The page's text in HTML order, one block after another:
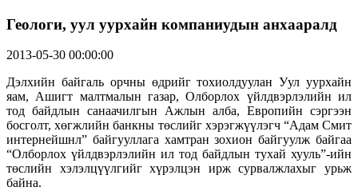
Геологи, уул уурхайн компаниудын анхааралд
2013-05-30 00:00:00
Дэлхийн байгаль орчны өдрийг тохиолдуулан Уул уурхайн
яам, Ашигт малтмалын газар, Олборлох үйлдвэрлэлийн ил
тод байдлын санаачилгын Ажлын алба, Европийн сэргээн
босголт, хөгжлийн банкны төслийг хэрэгжүүлэгч “Адам Смит
интернейшнл” байгууллага хамтран зохион байгуулж байгаа
“Олборлох үйлдвэрлэлийн ил тод байдлын тухай хууль”-ийн
төслийн хэлэлцүүлгийг хүрэлцэн ирж сурвалжлахыг урьж
байна.